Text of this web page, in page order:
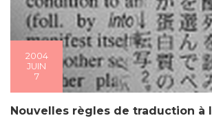
2004
JUIN
7
Nouvelles règles de traduction à